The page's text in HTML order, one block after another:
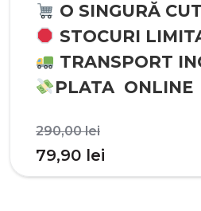
O SINGURĂ
STOCURI
TRANSPORT
PLATA ONLINE
290,00leiPrețul
inițial
a
79,90 lei
curent